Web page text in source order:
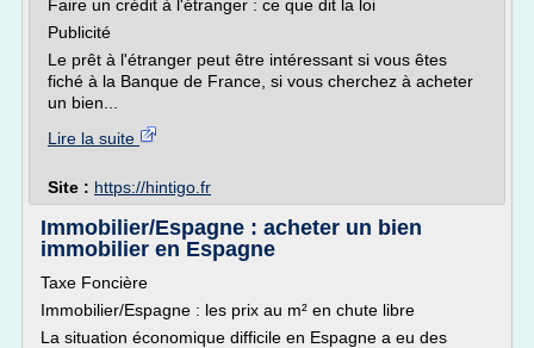
Faire un crédit à l'étranger : ce que dit la loi
Publicité
Le prêt à l'étranger peut être intéressant si vous êtes
fiché à la Banque de France, si vous cherchez à acheter
un bien...
Lire la suite
Site : https://hintigo.fr
Immobilier/Espagne : acheter un bien
immobilier en Espagne
Taxe Foncière
Immobilier/Espagne : les prix au m² en chute libre
La situation économique difficile en Espagne a eu des